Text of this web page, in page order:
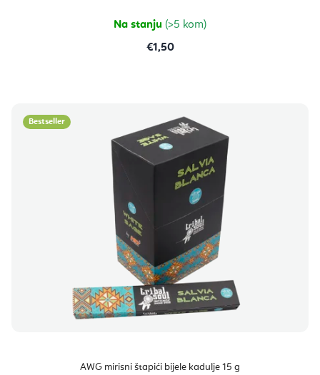
Na stanju (>5 kom)
€1,50
Bestseller
AWG mirisni štapići bijele kadulje 15 g